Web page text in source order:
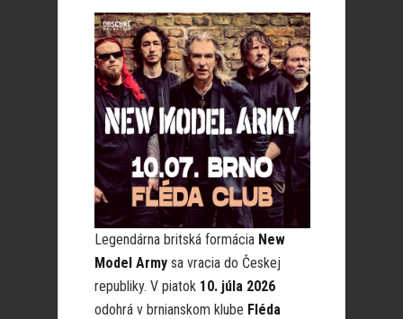
Legendárna britská formácia New
Model Army sa vracia do Českej
republiky. V piatok 10. júla 2026
odohrá v brnianskom klube Fléda